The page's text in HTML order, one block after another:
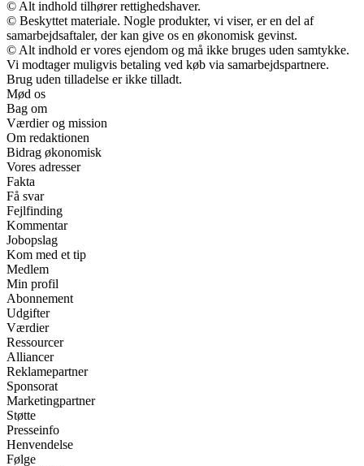
© Alt indhold tilhører rettighedshaver.
© Beskyttet materiale. Nogle produkter, vi viser, er en del af
samarbejdsaftaler, der kan give os en økonomisk gevinst.
© Alt indhold er vores ejendom og må ikke bruges uden samtykke.
Vi modtager muligvis betaling ved køb via samarbejdspartnere.
Brug uden tilladelse er ikke tilladt.
Mød os
Bag om
Værdier og mission
Om redaktionen
Bidrag økonomisk
Vores adresser
Fakta
Få svar
Fejlfinding
Kommentar
Jobopslag
Kom med et tip
Medlem
Min profil
Abonnement
Udgifter
Værdier
Ressourcer
Alliancer
Reklamepartner
Sponsorat
Marketingpartner
Støtte
Presseinfo
Henvendelse
Følge